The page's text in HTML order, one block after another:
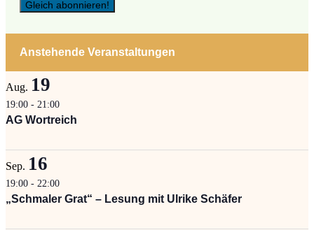
Anstehende Veranstaltungen
Aug. 19
19:00 - 21:00
AG Wortreich
Sep. 16
19:00 - 22:00
„Schmaler Grat“ – Lesung mit Ulrike Schäfer